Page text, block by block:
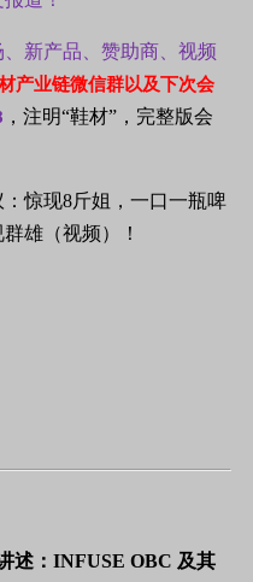
新产品、赞助商、视频
产业链微信群以及下次会
，注明“鞋材”，完整版会
：惊现8斤姐，一口一瓶啤
雄（视频）！
述： INFUSE OBC 及其